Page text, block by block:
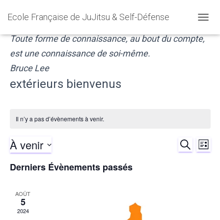
Ecole Française de JuJitsu & Self-Défense
LA
Toute forme de connaissance, au bout du compte,
est une connaissance de soi-même.
Bruce Lee
extérieurs bienvenus
Il n’y a pas d’évènements à venir.
LISTE
À venir
une
Derniers Évènements passés
AOÛT
5
2024